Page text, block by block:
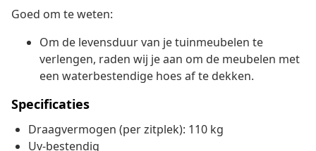
Goed om te weten:
Om de levensduur van je tuinmeubelen te
verlengen, raden wij je aan om de meubelen met
een waterbestendige hoes af te dekken.
Specificaties
Draagvermogen (per zitplek): 110 kg
Uv-bestendig